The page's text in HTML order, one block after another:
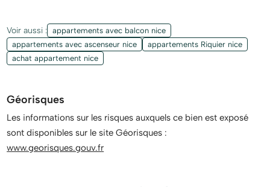
Voir aussi :
appartements avec balcon nice
appartements avec ascenseur nice
appartements Riquier nice
achat appartement nice
Géorisques
Les informations sur les risques auxquels ce bien est exposé
sont disponibles sur le site Géorisques :
www.georisques.gouv.fr